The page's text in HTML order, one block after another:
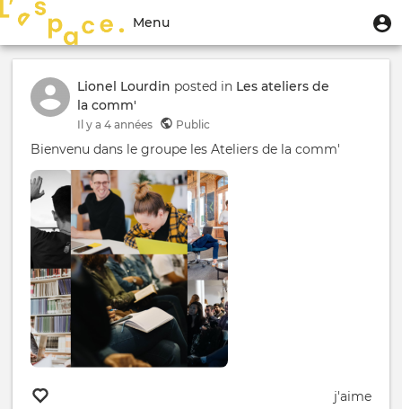
contenu
Menu
du
compte
l'utilisateur
Menu
Toggle
navigation
Lionel Lourdin posted in Les ateliers de
la comm'
Il y a 4 années Public
Bienvenu dans le groupe les Ateliers de la comm'
j'aime